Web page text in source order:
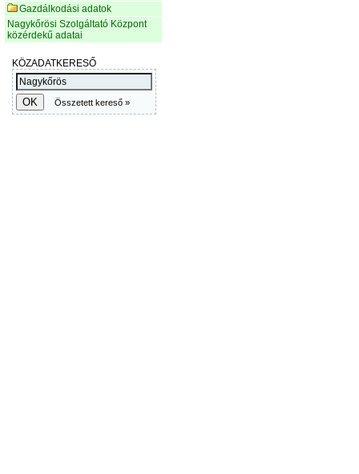
Gazdálkodási adatok
Nagykőrösi Szolgáltató Központ
közérdekű adatai